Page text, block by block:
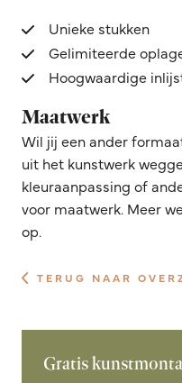
Unieke stukken
Gelimiteerde
Hoogwaardige
Maatwerk
Wil jij een ander
uit het kunstwerk
kleuraanpassing of
voor maatwerk. Meer
op.
TERUG NAAR
Gratis